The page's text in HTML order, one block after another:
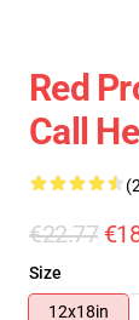
Red
Call
€22.77
Size
12x18in